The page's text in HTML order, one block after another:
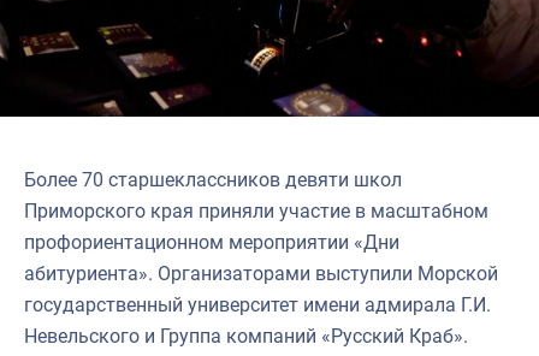
Более 70 старшеклассников девяти школ
Приморского края приняли участие в масштабном
профориентационном мероприятии «Дни
абитуриента». Организаторами выступили Морской
государственный университет имени адмирала Г.И.
Невельского и Группа компаний «Русский Краб».